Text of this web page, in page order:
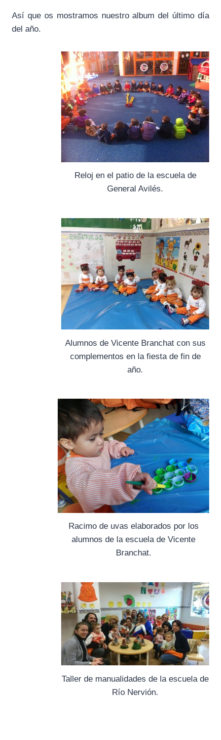
Así que os mostramos nuestro album del último día
del año.
Reloj en el patio de la escuela de
General Avilés.
Alumnos de Vicente Branchat con sus
complementos en la fiesta de fin de
año.
Racimo de uvas elaborados por los
alumnos de la escuela de Vicente
Branchat.
Taller de manualidades de la escuela de
Río Nervión.